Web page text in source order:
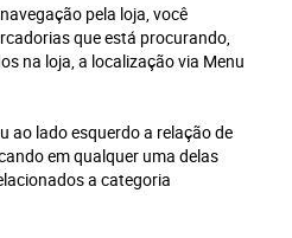
pela loja, você
que está procurando,
na loja, a localização via Menu
ao lado esquerdo a relação de
em qualquer uma delas
a categoria